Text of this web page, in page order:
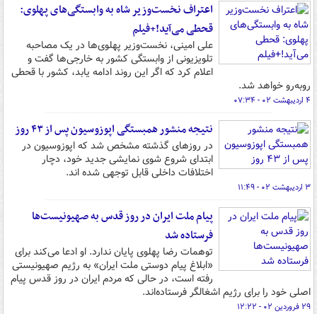
اعتراف نخست‌وزیر شاه به وابستگی‌های پهلوی:
قحطی می‌آید!+فیلم
علی امینی، نخست‌وزیر پهلوی‌ها در یک مصاحبه
تلویزیونی از وابستگی کشور به خارجی‌ها گفت و
اعلام کرد که اگر این روند ادامه یابد، کشور با قحطی
روبه‌رو خواهد شد.
۴ اردیبهشت ۰۲ - ۰۷:۳۴
نتیجه منشور همبستگی اپوزوسیون پس از ۴۳ روز
در روزهای گذشته مشخص شد که اپوزوسیون در
ابتدای شروع شوی نمایشی جدید خود، دچار
اختلافات داخلی قابل توجهی شده اند.
۳ اردیبهشت ۰۲ - ۱۱:۴۹
پیام ملت ایران در روز قدس به صهیونیست‌ها
فرستاده‌ شد
توهمات رضا پهلوی پایان ندارد. او ادعا می‌کند برای
«ابلاغ پیام دوستی ملت ایران» به رژیم صهیونیستی
رفته است، در حالی که مردم ایران در روز قدس پیام
اصلی خود را برای رژیم اشغالگر فرستاده‌اند.
۲۹ فروردین ۰۲ - ۱۲:۲۲